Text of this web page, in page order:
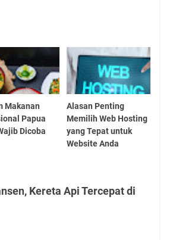
Makanan
Papua
Dicoba
Alasan Penting
Memilih Web Hosting
yang Tepat untuk
Website Anda
Kereta Api Tercepat di